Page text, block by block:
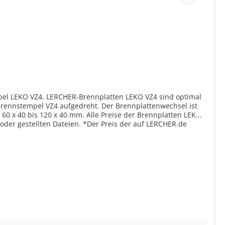
VZ4. LERCHER-Brennplatten LEKO VZ4 sind optimal
VZ4 aufgedreht. Der Brennplattenwechsel ist
x 40 bis 120 x 40 mm. Alle Preise der Brennplatten LEKO
gestellten Dateien. *Der Preis der auf LERCHER.de
Text ein und unsere geschulten Mitarbeiter